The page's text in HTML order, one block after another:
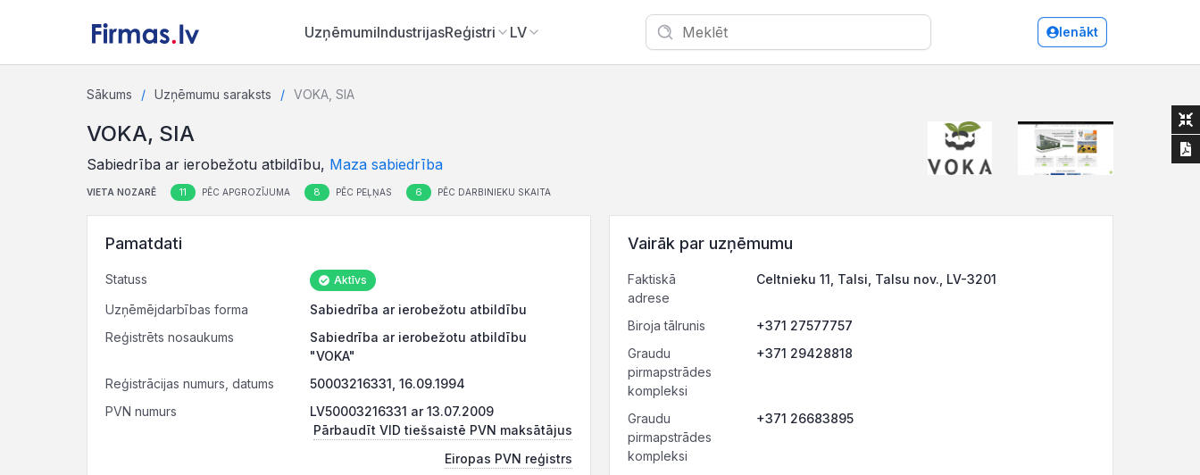
UzņēmumiIndustrijasReģistri LV Ienākt
Sākums Uzņēmumu saraksts VOKA, SIA
VOKA, SIA
Sabiedrība ar ierobežotu atbildību, Maza sabiedrība
VIETA NOZARĒ 11 PĒC APGROZĪJUMA 8 PĒC PEĻŅAS 6 PĒC DARBINIEKU SKAITA
Pamatdati
Statuss Aktīvs
Uzņēmējdarbības forma
Sabiedrība ar ierobežotu atbildību
Reģistrēts nosaukums
Sabiedrība ar ierobežotu atbildību
"VOKA"
Reģistrācijas numurs, datums
50003216331, 16.09.1994
PVN numurs
LV50003216331 ar 13.07.2009
Pārbaudīt VID tiešsaistē PVN maksātājus
Eiropas PVN reģistrs
Vairāk par uzņēmumu
Faktiskā
adrese
Celtnieku 11, Talsi, Talsu nov., LV-3201
Biroja tālrunis
+371 27577757
Graudu
pirmapstrādes
kompleksi
+371 29428818
Graudu
pirmapstrādes
kompleksi
+371 26683895